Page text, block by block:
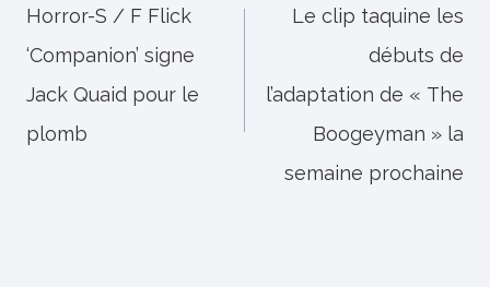
de
l’article
Horror-S / F Flick
‘Companion’ signe
Jack Quaid pour le
plomb
Le clip taquine les
débuts de
l’adaptation de « The
Boogeyman » la
semaine prochaine